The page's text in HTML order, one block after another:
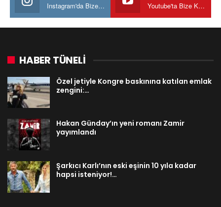
Instagram'da Bize katılın Youtube'ta Bize Katılın
HABER TÜNELİ
Özel jetiyle Kongre baskınına katılan emlak
zengini:…
Hakan Günday’ın yeni romanı Zamir
yayımlandı
Şarkıcı Karlı’nın eski eşinin 10 yıla kadar
hapsi isteniyor!…